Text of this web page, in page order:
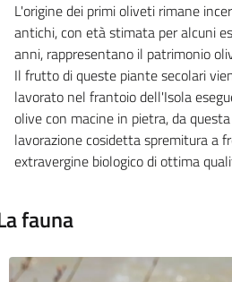
L'origine dei primi oliveti rimane
antichi, con età stimata per alcuni
anni, rappresentano il patrimonio
Il frutto di queste piantesecolari
lavorato nel frantoio dell'Isola
olive con macine in pietra, da
lavorazione cosidetta spremitura a
extravergine biologico di ottima
fauna